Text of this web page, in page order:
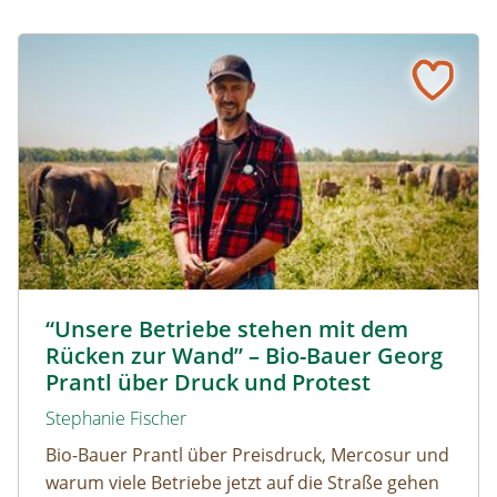
“Unsere Betriebe stehen mit dem
Rücken zur Wand” – Bio-Bauer Georg
Prantl über Druck und Protest
Stephanie Fischer
Bio-Bauer Prantl über Preisdruck, Mercosur und
warum viele Betriebe jetzt auf die Straße gehen
“Unsere Betriebe stehen mit dem Rücken zur Wand” –